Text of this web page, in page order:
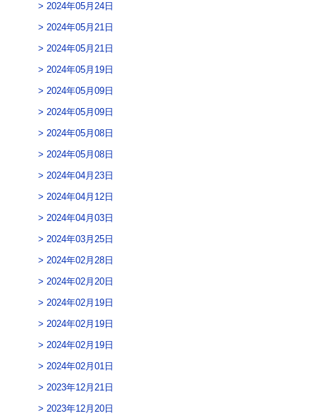
2024年05月24日
2024年05月21日
2024年05月21日
2024年05月19日
2024年05月09日
2024年05月09日
2024年05月08日
2024年05月08日
2024年04月23日
2024年04月12日
2024年04月03日
2024年03月25日
2024年02月28日
2024年02月20日
2024年02月19日
2024年02月19日
2024年02月19日
2024年02月01日
2023年12月21日
2023年12月20日